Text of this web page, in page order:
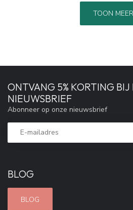
TOON MEER
BLOG
BLOG
ONTVANG 5% KORTING
NIEUWSBRIEF
Abonneer op onze nieuwsbrief